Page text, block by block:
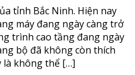
tỉnh Bắc Ninh. Hiện nay
máy đang ngày càng trở
trình cao tầng đang ngày
bộ đã không còn thích
là không thể […]